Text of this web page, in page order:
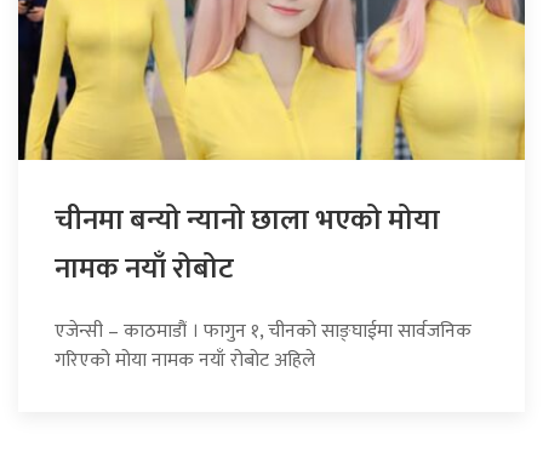
चीनमा बन्यो न्यानो छाला भएको मोया
नामक नयाँ रोबोट
एजेन्सी – काठमाडौं । फागुन १, चीनको साङ्घाईमा सार्वजनिक
गरिएको मोया नामक नयाँ रोबोट अहिले